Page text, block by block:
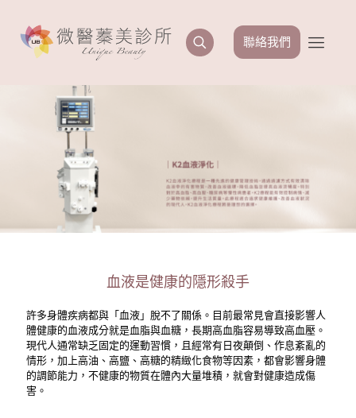
聯絡我們
血液是健康的隱形殺手
許多身體疾病都與「血液」脫不了關係。目前最常見會直接影響人
體健康的血液成分就是血脂與血糖，長期高血脂容易導致高血壓。
現代人通常缺乏固定的運動習慣，且經常有日夜顛倒、作息紊亂的
情形，加上高油、高鹽、高糖的精緻化食物等因素，都會影響身體
的調節能力，不健康的物質在體內大量堆積，就會對健康造成傷
害。